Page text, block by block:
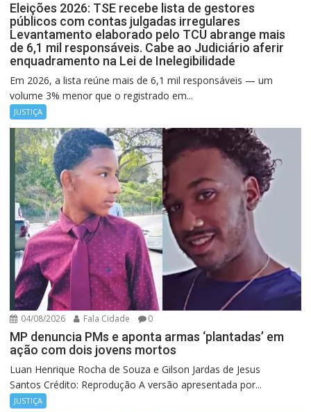
Eleições 2026: TSE recebe lista de gestores
públicos com contas julgadas irregulares
Levantamento elaborado pelo TCU abrange mais
de 6,1 mil responsáveis. Cabe ao Judiciário aferir
enquadramento na Lei de Inelegibilidade
Em 2026, a lista reúne mais de 6,1 mil responsáveis — um
volume 3% menor que o registrado em...
JUSTIÇA
04/08/2026 Fala Cidade 0
MP denuncia PMs e aponta armas ‘plantadas’ em
ação com dois jovens mortos
Luan Henrique Rocha de Souza e Gilson Jardas de Jesus
Santos Crédito: Reprodução A versão apresentada por...
JUSTIÇA